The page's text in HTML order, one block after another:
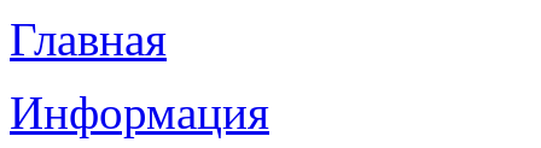
Главная
Информация